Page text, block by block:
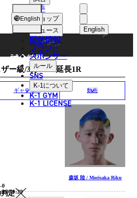
English
한국어
中文（简体
中文（繁體
選手
ショップ
ニュース
配信情報
ブランド
スポンサー
ルール
SNS
K-1について
K-1 GYM
K-1 LICENSE
English
RESULT
試合結果
ー級/3分3R・延長1R
ギャラリー 動画
判定
0
30:29
森坂 陸 / Morisaka Riku